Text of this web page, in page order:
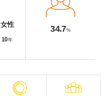
女性
10年
34.7%